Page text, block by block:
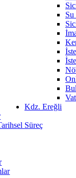
Su
Kdz. Ereğli
Süreç